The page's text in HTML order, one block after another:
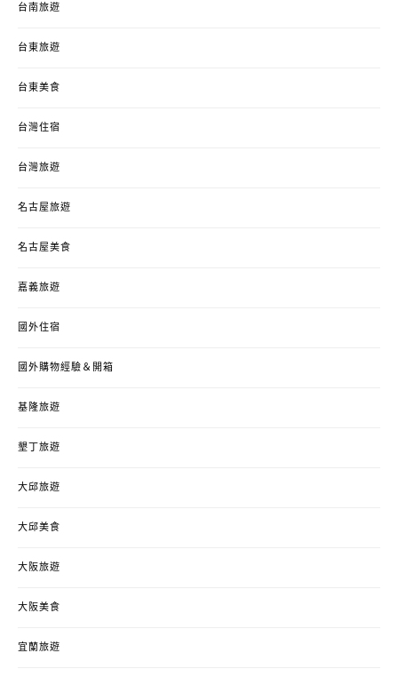
台南旅遊
台東旅遊
台東美食
台灣住宿
台灣旅遊
名古屋旅遊
名古屋美食
嘉義旅遊
國外住宿
國外購物經驗＆開箱
基隆旅遊
墾丁旅遊
大邱旅遊
大邱美食
大阪旅遊
大阪美食
宜蘭旅遊